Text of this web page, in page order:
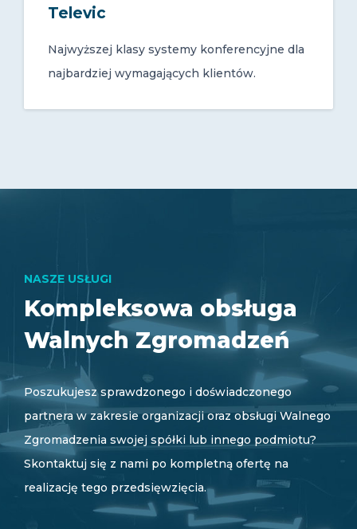
Televic
Najwyższej klasy systemy konferencyjne dla
najbardziej wymagających klientów.
Kompleksowa obsługa
Walnych Zgromadzeń
NASZE USŁUGI
Poszukujesz sprawdzonego i doświadczonego
partnera w zakresie organizacji oraz obsługi Walnego
Zgromadzenia swojej spółki lub innego podmiotu?
Skontaktuj się z nami po kompletną ofertę na
realizację tego przedsięwzięcia.